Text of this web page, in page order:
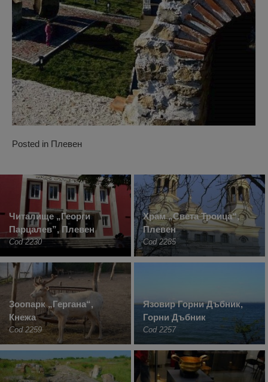
Posted in Плевен
Читалище „Георги
Парцалев”, Плевен
Cod 2230
Храм „Света Троица“,
Плевен
Cod 2285
Зоопарк „Гергана“,
Кнежа
Cod 2259
Язовир Горни Дъбник,
Горни Дъбник
Cod 2257